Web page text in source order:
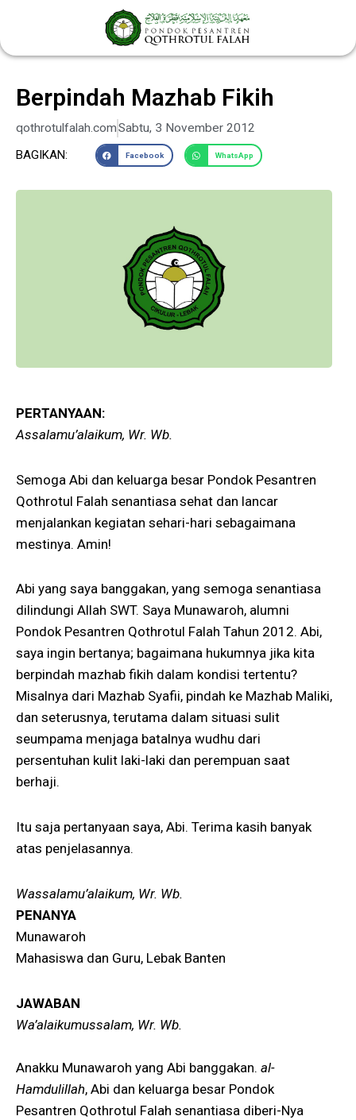
konten
Berpindah Mazhab Fikih
qothrotulfalah.comSabtu, 3 November 2012
BAGIKAN:
Facebook WhatsApp
PERTANYAAN:
Assalamu’alaikum, Wr. Wb.
Semoga Abi dan keluarga besar Pondok Pesantren
Qothrotul Falah senantiasa sehat dan lancar
menjalankan kegiatan sehari-hari sebagaimana
mestinya. Amin!
Abi yang saya banggakan, yang semoga senantiasa
dilindungi Allah SWT. Saya Munawaroh, alumni
Pondok Pesantren Qothrotul Falah Tahun 2012. Abi,
saya ingin bertanya; bagaimana hukumnya jika kita
berpindah mazhab fikih dalam kondisi tertentu?
Misalnya dari Mazhab Syafii, pindah ke Mazhab Maliki,
dan seterusnya, terutama dalam situasi sulit
seumpama menjaga batalnya wudhu dari
persentuhan kulit laki-laki dan perempuan saat
berhaji.
Itu saja pertanyaan saya, Abi. Terima kasih banyak
atas penjelasannya.
Wassalamu’alaikum, Wr. Wb.
PENANYA
Munawaroh
Mahasiswa dan Guru, Lebak Banten
JAWABAN
Wa’alaikumussalam, Wr. Wb.
Anakku Munawaroh yang Abi banggakan. al-
Hamdulillah, Abi dan keluarga besar Pondok
Pesantren Qothrotul Falah senantiasa diberi-Nya